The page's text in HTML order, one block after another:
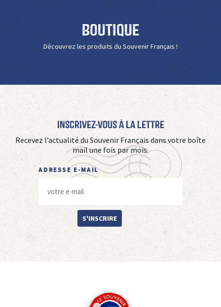
Boutique
Découvrez les produits du Souvenir Français !
Inscrivez-vous à La Lettre
Recevez l’actualité du Souvenir Français dans votre boîte
mail une fois par mois.
ADRESSE E-MAIL
S'INSCRIRE